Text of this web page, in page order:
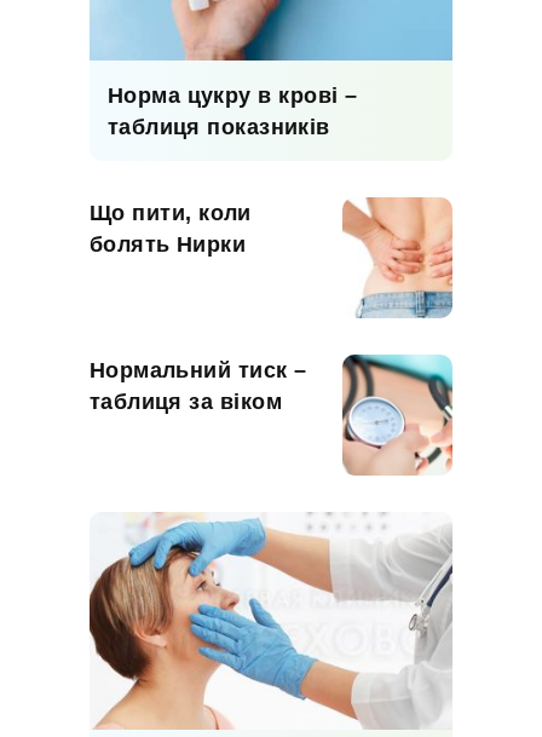
Норма цукру в крові –
таблиця показників
Що пити, коли
болять Нирки
Нормальний тиск –
таблиця за віком